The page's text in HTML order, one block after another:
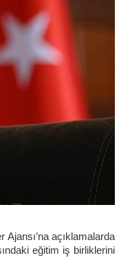
açıklamalarda
eğitim iş birliklerini